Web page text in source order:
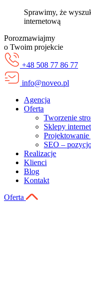
Sprawimy, że
internetową
Porozmawiajmy
o Twoim projekcie
+48 508 77 86 77
info@noveo.pl
Agencja
Oferta
Tworzenie
Sklepy
Projektowanie
SEO –
Realizacje
Klienci
Blog
Kontakt
Oferta